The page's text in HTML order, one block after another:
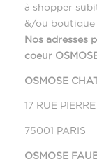
à shopper
&/ou boutique
Nos adresses
coeur
OSMOSE
17 RUE
75001 PARIS
OSMOSE